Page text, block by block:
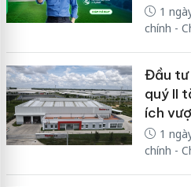
1
chính -
Đầu tư
quý II
ích
1
chính -